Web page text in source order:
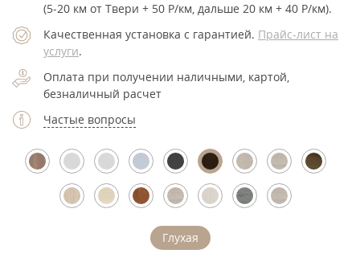
(5-20 км от Твери + 50 Р/км, дальше 20 км + 40 Р/км).
Качественная установка с гарантией. Прайс-лист на
услуги.
Оплата при получении наличными, картой,
безналичный расчет
Частые вопросы
Глухая